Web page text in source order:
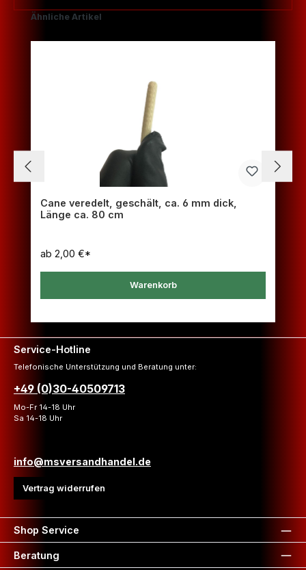
Produktgalerie überspringen
Ähnliche Artikel
Cane veredelt, geschält, ca. 6 mm dick,
Länge ca. 80 cm
ab 2,00 €*
Warenkorb
Service-Hotline
Telefonische Unterstützung und Beratung unter:
+49 (0)30-40509713
Mo-Fr 14-18 Uhr
Sa 14-18 Uhr
info@msversandhandel.de
Vertrag widerrufen
Shop Service
Beratung